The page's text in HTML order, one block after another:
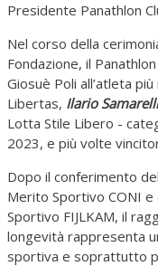
Presidente Panathlon
Nel corso della
Fondazione, il
Giosuè Poli all’atleta
Libertas, Ilario Samarelli
Lotta Stile Libero -
2023, e più volte
Dopo il conferimento
Merito Sportivo CONI e
Sportivo FIJLKAM, il
longevità rappresenta
sportiva e soprattutto